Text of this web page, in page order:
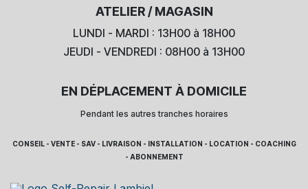
ATELIER / MAGASIN
LUNDI - MARDI : 13H00 à 18H00
JEUDI - VENDREDI : 08H00 à 13H00
EN DÉPLACEMENT À DOMICILE
Pendant les autres tranches horaires
CONSEIL - VENTE - SAV - LIVRAISON - INSTALLATION - LOCATION - COACHING
- ABONNEMENT